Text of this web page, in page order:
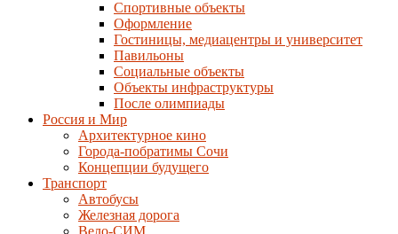
Спортивные объекты
Оформление
Гостиницы, медиацентры и университет
Павильоны
Социальные объекты
Объекты инфраструктуры
После олимпиады
Россия и Мир
Архитектурное кино
Города-побратимы Сочи
Концепции будущего
Транспорт
Автобусы
Железная дорога
Вело-СИМ